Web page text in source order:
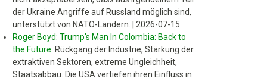
der Ukraine Angriffe auf Russland möglich sind,
unterstützt von NATO-Ländern.
2026-07-15
Roger Boyd: Trump's Man In Colombia: Back to
the Future Rückgang der Industrie, Stärkung der
extraktiven Sektoren, extreme Ungleichheit,
Staatsabbau. Die USA vertiefen ihren Einfluss in